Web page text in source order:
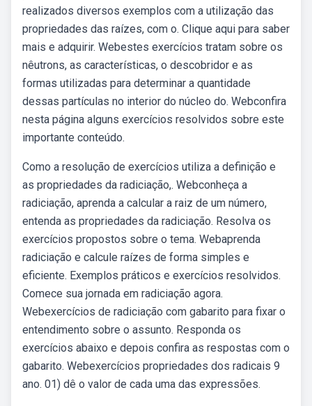
realizados diversos exemplos com a utilização das
propriedades das raízes, com o. Clique aqui para saber
mais e adquirir. Webestes exercícios tratam sobre os
nêutrons, as características, o descobridor e as
formas utilizadas para determinar a quantidade
dessas partículas no interior do núcleo do. Webconfira
nesta página alguns exercícios resolvidos sobre este
importante conteúdo.
Como a resolução de exercícios utiliza a definição e
as propriedades da radiciação,. Webconheça a
radiciação, aprenda a calcular a raiz de um número,
entenda as propriedades da radiciação. Resolva os
exercícios propostos sobre o tema. Webaprenda
radiciação e calcule raízes de forma simples e
eficiente. Exemplos práticos e exercícios resolvidos.
Comece sua jornada em radiciação agora.
Webexercícios de radiciação com gabarito para fixar o
entendimento sobre o assunto. Responda os
exercícios abaixo e depois confira as respostas com o
gabarito. Webexercícios propriedades dos radicais 9
ano. 01) dê o valor de cada uma das expressões.